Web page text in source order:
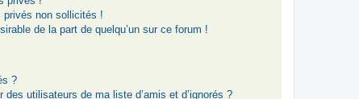
privés non sollicités !
de la part de quelqu’un sur ce forum !
?
utilisateurs de ma liste d’amis et d’ignorés ?